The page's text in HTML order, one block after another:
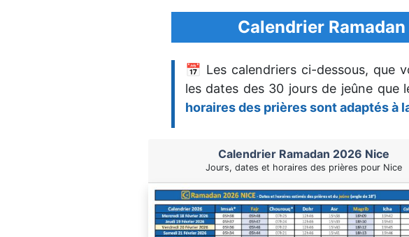
Calendrier
📅 Les calendriers ci-dessous, que
les dates des 30 jours de jeûne que
horaires des prières sont adaptés à
Calendrier Ramadan 2026 Nice
Jours, dates et horaires des prières pour Nice